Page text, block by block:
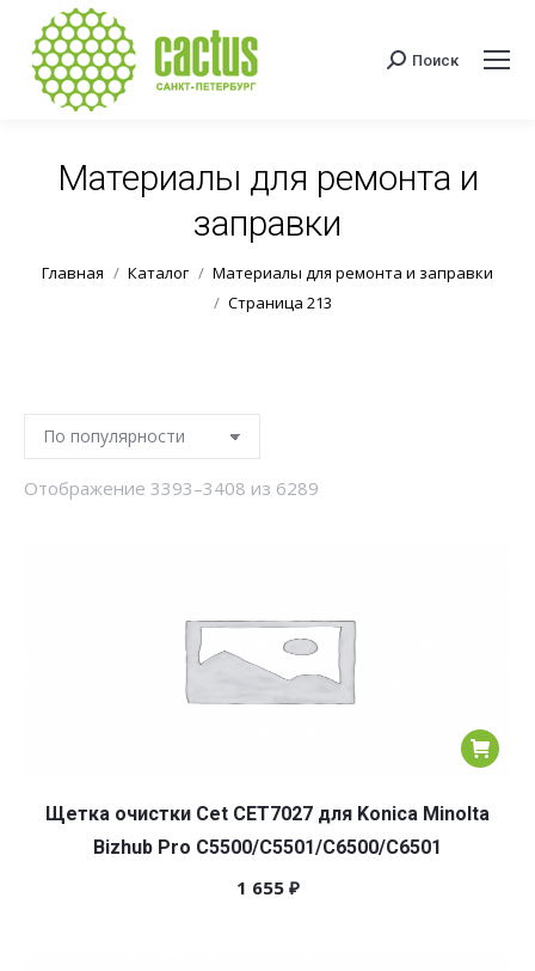
Поиск:
Поиск
Материалы для ремонта и
заправки
Вы здесь:
Главная Каталог
Материалы для ремонта и заправки
Страница 213
Отображение 3393–3408 из 6289
Щетка очистки Cet CET7027 для Konica Minolta
Bizhub Pro C5500/C5501/C6500/C6501
1 655 ₽